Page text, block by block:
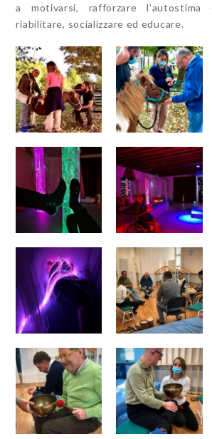
a motivarsi, rafforzare
riabilitare, socializzare ed educare.